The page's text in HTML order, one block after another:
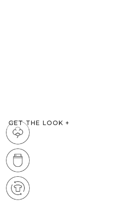
GET THE LOOK +